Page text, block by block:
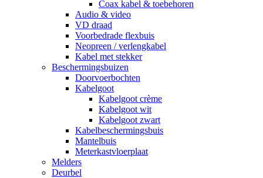
Coax kabel & toebehoren
Audio & video
VD draad
Voorbedrade flexbuis
Neopreen / verlengkabel
Kabel met stekker
Beschermingsbuizen
Doorvoerbochten
Kabelgoot
Kabelgoot crème
Kabelgoot wit
Kabelgoot zwart
Kabelbeschermingsbuis
Mantelbuis
Meterkastvloerplaat
Melders
Deurbel